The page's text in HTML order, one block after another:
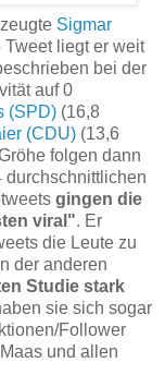
Sigmar
Tweet liegt er weit
bei der
auf 0
(SPD) (16,8
(CDU) (13,6
folgen dann
durchschnittlichen
gingen die
viral". Er
die Leute zu
der anderen
Studie stark
sie sich sogar
Follower
und allen